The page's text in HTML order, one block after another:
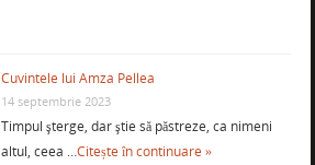
Cuvintele lui Amza Pellea
14 septembrie 2023
Timpul şterge, dar ştie să păstreze, ca nimeni
altul, ceea …Citește în continuare »